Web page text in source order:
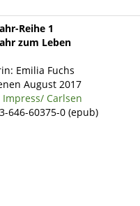
Reihe 1
zum Leben
Emilia Fuchs
August 2017
Impress/ Carlsen
646-60375-0 (epub)